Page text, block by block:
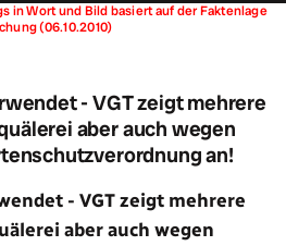
in Wort und Bild basiert auf der Faktenlage
(06.10.2010)
- VGT zeigt mehrere
aber auch wegen
an!
- VGT zeigt mehrere
aber auch wegen